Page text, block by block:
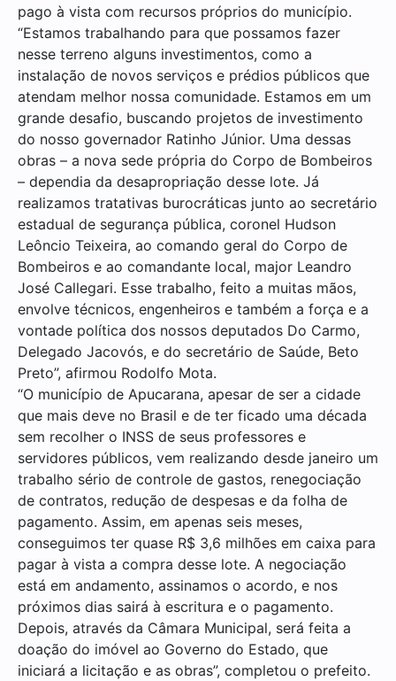
pago à vista com recursos próprios do município.
“Estamos trabalhando para que possamos fazer
nesse terreno alguns investimentos, como a
instalação de novos serviços e prédios públicos que
atendam melhor nossa comunidade. Estamos em um
grande desafio, buscando projetos de investimento
do nosso governador Ratinho Júnior. Uma dessas
obras – a nova sede própria do Corpo de Bombeiros
– dependia da desapropriação desse lote. Já
realizamos tratativas burocráticas junto ao secretário
estadual de segurança pública, coronel Hudson
Leôncio Teixeira, ao comando geral do Corpo de
Bombeiros e ao comandante local, major Leandro
José Callegari. Esse trabalho, feito a muitas mãos,
envolve técnicos, engenheiros e também a força e a
vontade política dos nossos deputados Do Carmo,
Delegado Jacovós, e do secretário de Saúde, Beto
Preto”, afirmou Rodolfo Mota.
“O município de Apucarana, apesar de ser a cidade
que mais deve no Brasil e de ter ficado uma década
sem recolher o INSS de seus professores e
servidores públicos, vem realizando desde janeiro um
trabalho sério de controle de gastos, renegociação
de contratos, redução de despesas e da folha de
pagamento. Assim, em apenas seis meses,
conseguimos ter quase R$ 3,6 milhões em caixa para
pagar à vista a compra desse lote. A negociação
está em andamento, assinamos o acordo, e nos
próximos dias sairá à escritura e o pagamento.
Depois, através da Câmara Municipal, será feita a
doação do imóvel ao Governo do Estado, que
iniciará a licitação e as obras”, completou o prefeito.